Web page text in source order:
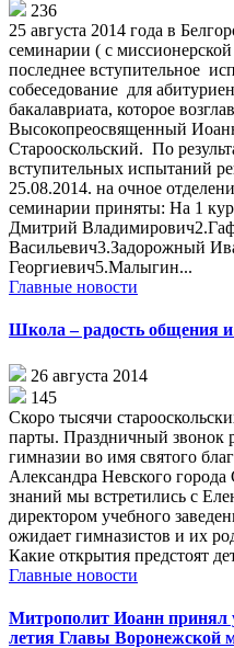
236
25 августа 2014 года в
семинарии ( с
последнее вступительное
собеседование для
бакалавриата, которое
Высокопреосвященный
Старооскольский. По
вступительных испытаний
25.08.2014. на очное
семинарии приняты: На 1
Дмитрий
Васильевич3.Задорожный
Георгиевич5.Малыгин...
Главные новости
Школа – радость общения
26 августа 2014
145
Скоро тысячи
парты. Праздничный звонок
гимназии во имя святого
Александра Невского
знаний мы встретились с
директором учебного
ожидает гимназистов и их
Какие открытия предстоят
Главные новости
Митрополит Иоанн принял
летия Главы Воронежской